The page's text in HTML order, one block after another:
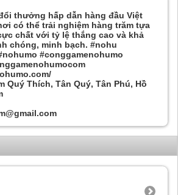
thưởng hấp dẫn hàng đầu Việt
có thể trải nghiệm hàng trăm tựa
chất với tỷ lệ thắng cao và khả
chóng, minh bạch. #nohu
#conggamenohumo
Quý Thích, Tân Quý, Tân Phú, Hồ